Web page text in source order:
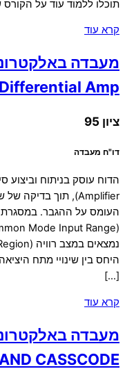
תוכלו ללמוד עוד על
קרא עוד
מעבדה
Amp
ציון 95
דו"ח מעבדה
העומס על ההגבר. במסגרת
היחס בין שינויי מתח
[…]
קרא עוד
CASSCODE